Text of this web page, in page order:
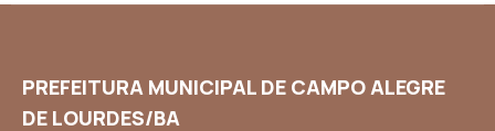
PREFEITURA MUNICIPAL DE CAMPO ALEGRE
DE LOURDES/BA